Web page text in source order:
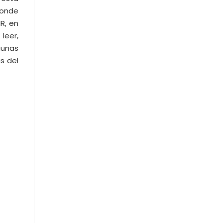
en
del